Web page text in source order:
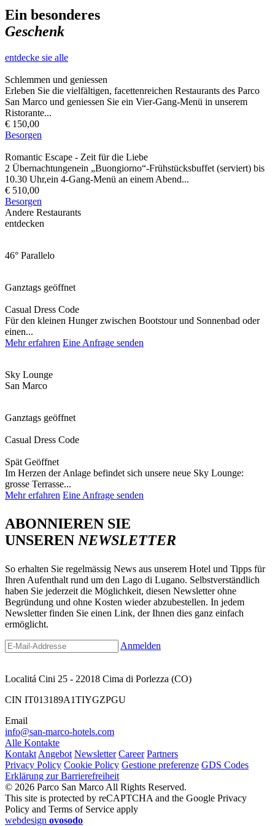
Ein besonderes
Geschenk
entdecke sie alle
Schlemmen und geniessen
Erleben Sie die vielfältigen, facettenreichen Restaurants des Parco
San Marco und geniessen Sie ein Vier-Gang-Menü in unserem
Ristorante...
€ 150,00
Besorgen
Romantic Escape - Zeit für die Liebe
2 Übernachtungenein „Buongiorno“-Frühstücksbuffet (serviert) bis
10.30 Uhr,ein 4-Gang-Menü an einem Abend...
€ 510,00
Besorgen
Andere Restaurants
entdecken
46° Parallelo
Ganztags geöffnet
Casual Dress Code
Für den kleinen Hunger zwischen Bootstour und Sonnenbad oder
einen...
Mehr erfahren Eine Anfrage senden
Sky Lounge
San Marco
Ganztags geöffnet
Casual Dress Code
Spät Geöffnet
Im Herzen der Anlage befindet sich unsere neue Sky Lounge:
grosse Terrasse...
Mehr erfahren Eine Anfrage senden
ABONNIEREN SIE
UNSEREN NEWSLETTER
So erhalten Sie regelmässig News aus unserem Hotel und Tipps für
Ihren Aufenthalt rund um den Lago di Lugano. Selbstverständlich
haben Sie jederzeit die Möglichkeit, diesen Newsletter ohne
Begründung und ohne Kosten wieder abzubestellen. In jedem
Newsletter finden Sie einen Link, der Ihnen dies ganz einfach
ermöglicht.
Anmelden
Localitá Cini 25 - 22018 Cima di Porlezza (CO)
CIN IT013189A1TIYGZPGU
Email
info@san-marco-hotels.com
Alle Kontakte
Kontakt Angebot Newsletter Career Partners
Privacy Policy Cookie Policy Gestione preferenze GDS Codes
Erklärung zur Barrierefreiheit
© 2026 Parco San Marco All Rights Reserved.
This site is protected by reCAPTCHA and the Google Privacy
Policy and Terms of Service apply
webdesign ovosodo